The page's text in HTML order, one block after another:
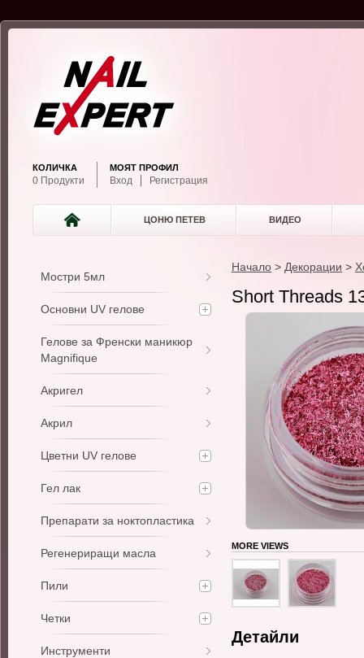
КОЛИЧКА
0 Продукти
МОЯТ ПРОФИЛ
Вход Регистрация
ЦОНЮ ПЕТЕВ ВИДЕО
Начало > Декорации >
Short Threads
MORE VIEWS
Детайли
Мостри 5мл
Основни UV гелове
Гелове за Френски маникюр
Magnifique
Акригел
Акрил
Цветни UV гелове
Гел лак
Препарати за ноктопластика
Регенериращи масла
Пили
Четки
Инструменти